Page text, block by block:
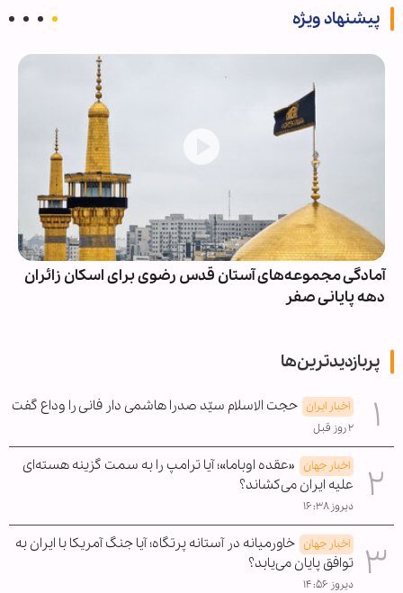
پیشنهاد ویژه
آمادگی مجموعه‌های آستان قدس رضوی برای اسکان زائران
دهه پایانی صفر
پربازدیدترین‌ها
اخبار ایران حجت الاسلام سیّد صدرا هاشمی دار فانی را وداع گفت
۲ روز قبل
اخبار جهان «عقده اوباما»؛ آیا ترامپ را به سمت گزینه هسته‌ای
علیه ایران می‌کشاند؟
دیروز ۱۶:۳۸
اخبار جهان خاورمیانه در آستانه پرتگاه؛ آیا جنگ آمریکا با ایران به
توافق پایان می‌یابد؟
دیروز ۱۴:۵۶